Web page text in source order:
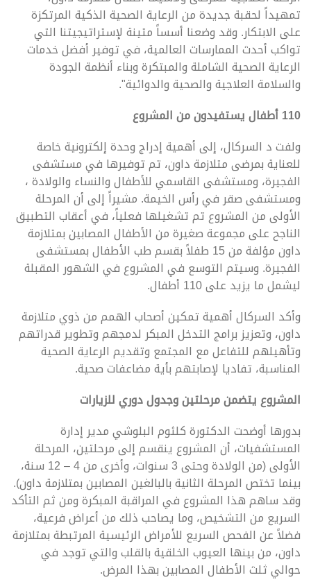
تمهيداً لحقبة جديدة من الرعاية الصحية الذكية المرتكزة
على الابتكار. وقد وضعنا أسساً متينة لإستراتيجيتنا التي
تواكب أحدث الممارسات العالمية، في توفير أفضل خدمات
الرعاية الصحية الشاملة والمبتكرة وبناء أنظمة الجودة
والسلامة العلاجية والصحية والدوائية".
110 أطفال يستفيدون من المشروع
ولفت د السركال، إلى أهمية إدراج وحدة إلكترونية خاصة
للعناية بمرضى متلازمة داون، تم توفيرها في مستشفى
الفجيرة، ومستشفى القاسمي للأطفال والنساء والولادة ،
ومستشفى صقر في رأس الخيمة. مشيراً إلى أن المرحلة
الأولى من المشروع تم تشغيلها فعلياً، في أعقاب التطبيق
الناجح على مجموعة صغيرة من الأطفال المصابين بمتلازمة
داون مؤلفة من 15 طفلاً بقسم طب الأطفال بمستشفى
الفجيرة. وسيتم التوسع في المشروع في الشهور المقبلة
ليشمل ما يزيد على 110 أطفال.
وأكد السركال أهمية تمكين أصحاب الهمم من ذوي متلازمة
داون، وتعزيز برامج التدخل المبكر لدمجهم وتطوير قدراتهم
وتأهيلهم للتفاعل مع المجتمع وتقديم الرعاية الصحية
المناسبة، تفاديا لإصابتهم بأية مضاعفات صحية.
المشروع يتضمن مرحلتين وجدول دوري للزيارات
بدورها أوضحت الدكتورة كلثوم البلوشي مدير إدارة
المستشفيات، أن المشروع ينقسم إلى مرحلتين، المرحلة
الأولى (من الولادة وحتى 3 سنوات، وأخرى من 4 – 12 سنة،
بينما تختص المرحلة الثانية بالبالغين المصابين بمتلازمة داون).
وقد ساهم هذا المشروع في المراقبة المبكرة ومن ثم التأكد
السريع من التشخيص، وما يصاحب ذلك من أعراض فرعية،
فضلاً عن الفحص السريع للأمراض الرئيسية المرتبطة بمتلازمة
داون، من بينها العيوب الخلقية بالقلب والتي توجد في
حوالي ثلث الأطفال المصابين بهذا المرض.